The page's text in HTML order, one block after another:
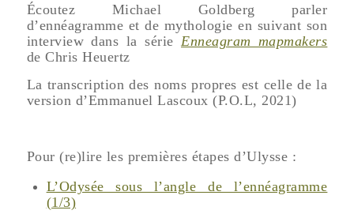
Écoutez Michael Goldberg parler
d’ennéagramme et de mythologie en suivant son
interview dans la série Enneagram mapmakers
de Chris Heuertz
La transcription des noms propres est celle de la
version d’Emmanuel Lascoux (P.O.L, 2021)
Pour (re)lire les premières étapes d’Ulysse :
L’Odysée sous l’angle de l’ennéagramme
(1/3)